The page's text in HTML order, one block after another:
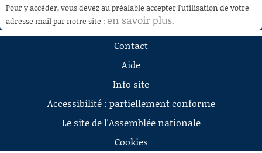
AIDE À LA DÉCOUPE
DE VIDÉOS
Pour y accéder, vous devez au préalable accepter l'utilisation de votre
adresse mail par notre site : en savoir plus.
Contact
Aide
Info site
Accessibilité : partiellement conforme
Le site de l'Assemblée nationale
Cookies